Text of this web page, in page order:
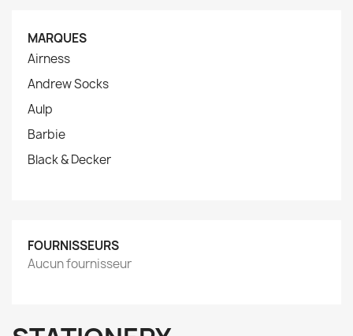
MARQUES
Airness
Andrew Socks
Aulp
Barbie
Black & Decker
FOURNISSEURS
Aucun fournisseur